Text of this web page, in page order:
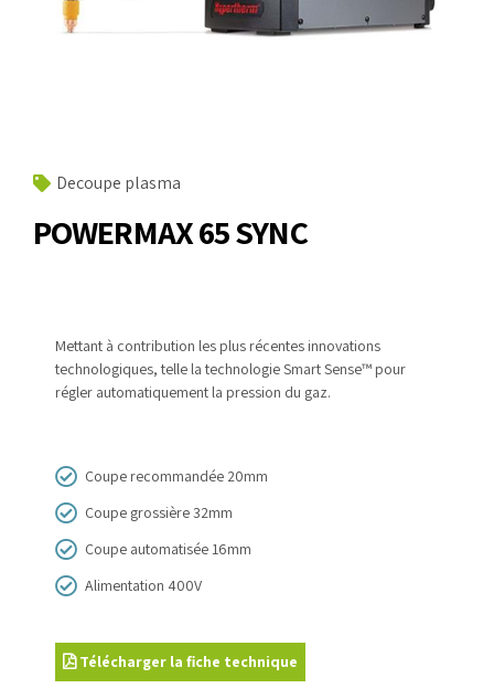
Decoupe plasma
POWERMAX 65 SYNC
Mettant à contribution les plus récentes innovations
technologiques, telle la technologie Smart Sense™ pour
régler automatiquement la pression du gaz.
Coupe recommandée 20mm
Coupe grossière 32mm
Coupe automatisée 16mm
Alimentation 400V
Télécharger la fiche technique